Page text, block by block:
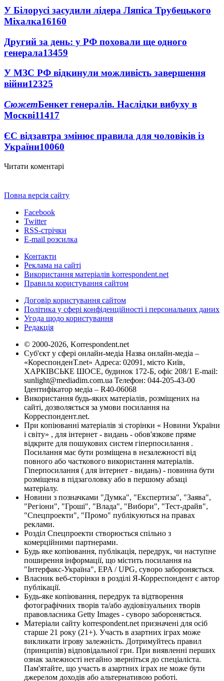
У Білорусі засудили лідера Ляпіса Трубецького
Міхалка16160
Другий за день: у РФ поховали ще одного
генерала13459
У МЗС РФ відкинули можливість завершення
війни12325
СюжетБенкет генералів. Наслідки вибуху в
Москві11417
ЄС відзавтра змінює правила для чоловіків із
України10060
Читати коментарі
Повна версія сайту
Facebook
Twitter
RSS-стрічки
E-mail розсилка
Контакти
Реклама на сайті
Використання матеріалів korrespondent.net
Правила користування сайтом
Договір користування сайтом
Політика у сфері конфіденційності і персональних даних
Угода щодо користування
Редакція
© 2000-2026, Korrespondent.net
Суб'єкт у сфері онлайн-медіа Назва онлайн-медіа –
«КореспонденТ.net» Адреса: 02091, місто Київ,
ХАРКІВСЬКЕ ШОСЕ, будинок 172-Б, офіс 208/1 E-mail:
sunlight@mediadim.com.ua Телефон: 044-205-43-00
Ідентифікатор медіа – R40-06068
Використання будь-яких матеріалів, розміщених на
сайті, дозволяється за умови посилання на
Корреспондент.net.
При копіюванні матеріалів зі сторінки « Новини України
і світу» , для інтернет - видань - обов'язкове пряме
відкрите для пошукових систем гіперпосилання .
Посилання має бути розміщена в незалежності від
повного або часткового використання матеріалів.
Гіперпосилання ( для інтернет - видань) - повинна бути
розміщена в підзаголовку або в першому абзаці
матеріалу.
Новини з позначками "Думка", "Експертиза", "Заява",
"Регіони", "Гроші", "Влада", "Вибори", "Тест-драйв",
"Спецпроекти", "Промо" публікуються на правах
реклами.
Розділ Спецпроекти створюється спільно з
комерційними партнерами.
Будь яке копіювання, публікація, передрук, чи наступне
поширення інформації, що містить посилання на
"Інтерфакс-Україна", EPA / UPG, суворо забороняється.
Власник веб-сторінки в розділі Я-Корреспондент є автор
публікації.
Будь-яке копіювання, передрук та відтворення
фотографічних творів та/або аудіовізуальних творів
правовласника Getty Images - суворо забороняється.
Матеріали сайту korrespondent.net призначені для осіб
старше 21 року (21+). Участь в азартних іграх може
викликати ігрову залежність. Дотримуйтесь правил
(принципів) відповідальної гри. При виявленні перших
ознак залежності негайно зверніться до спеціаліста.
Пам'ятайте, що участь в азартних іграх не може бути
джерелом доходів або альтернативою роботі.